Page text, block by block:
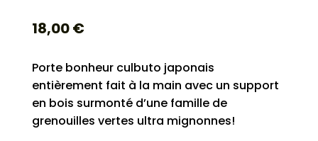
18,00€
Porte bonheur culbuto japonais
entièrement fait à la main avec un support
en bois surmonté d’une famille de
grenouilles vertes ultra mignonnes!